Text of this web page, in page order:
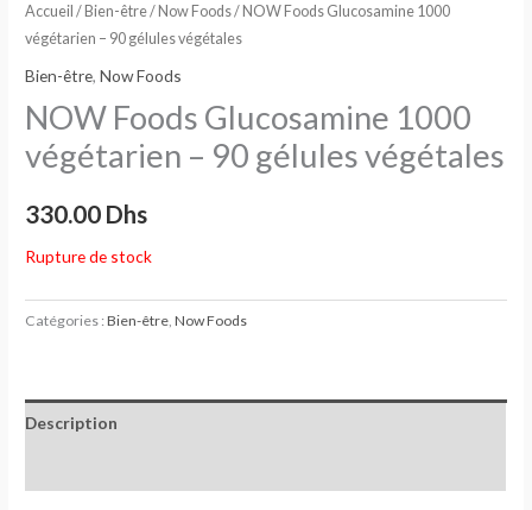
Accueil / Bien-être/ Now Foods/ NOW Foods Glucosamine 1000
végétarien – 90 gélules végétales
Bien-être,Now Foods
NOW Foods Glucosamine 1000
végétarien – 90 gélules végétales
330.00 Dhs
Rupture de stock
Catégories :Bien-être,Now Foods
Description